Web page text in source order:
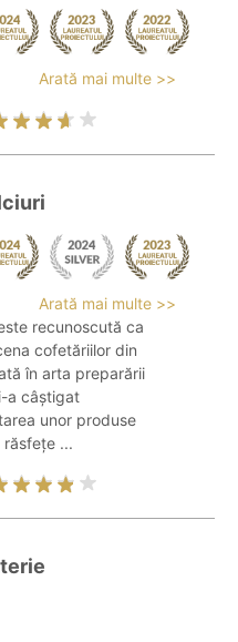
Arată mai multe >>
Arată mai multe >>
recunoscută ca
cofetăriilor din
în arta preparării
a câștigat
unor produse
...